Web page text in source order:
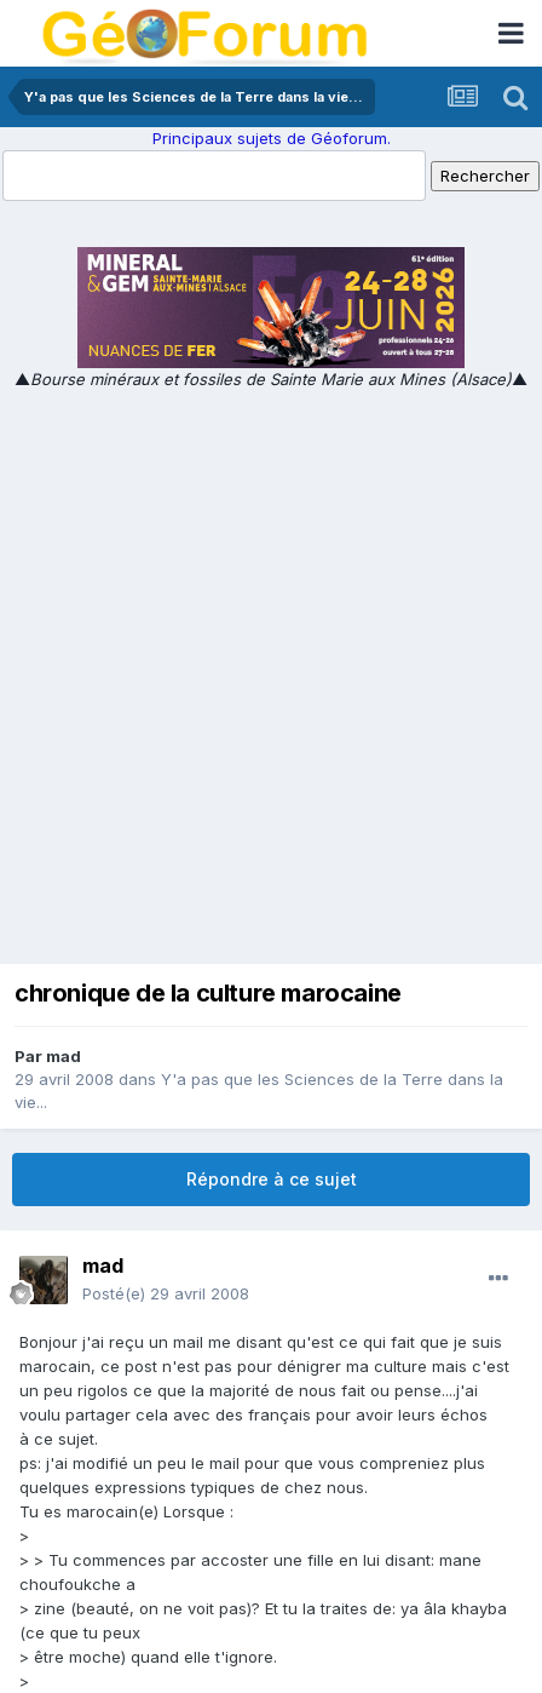
Y'a pas que les Sciences de la Terre dans la vie...
Principaux sujets de Géoforum.
▲Bourse minéraux et fossiles de Sainte Marie aux Mines (Alsace)▲
chronique de la culture marocaine
Par mad
29 avril 2008 dans Y'a pas que les Sciences de la Terre dans la
vie...
Répondre à ce sujet
mad
Posté(e) 29 avril 2008
Bonjour j'ai reçu un mail me disant qu'est ce qui fait que je suis
marocain, ce post n'est pas pour dénigrer ma culture mais c'est
un peu rigolos ce que la majorité de nous fait ou pense....j'ai
voulu partager cela avec des français pour avoir leurs échos
à ce sujet.
ps: j'ai modifié un peu le mail pour que vous compreniez plus
quelques expressions typiques de chez nous.
Tu es marocain(e) Lorsque :
>
> > Tu commences par accoster une fille en lui disant: mane
choufoukche a
> zine (beauté, on ne voit pas)? Et tu la traites de: ya âla khayba
(ce que tu peux
> être moche) quand elle t'ignore.
>